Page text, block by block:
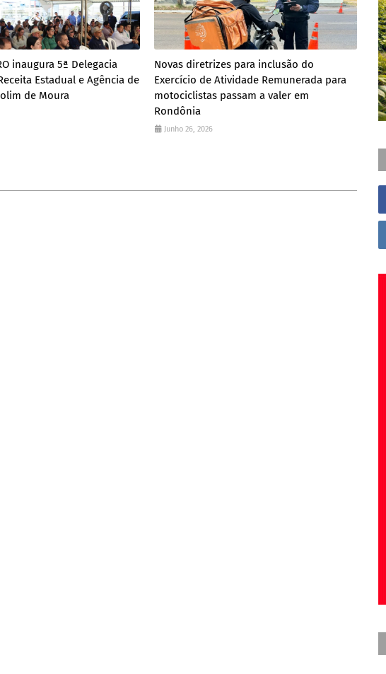
inaugura 5ª Delegacia
Estadual e Agência de
de Moura
Novas diretrizes para inclusão do
Exercício de Atividade Remunerada para
motociclistas passam a valer em
Rondônia
Junho 26, 2026